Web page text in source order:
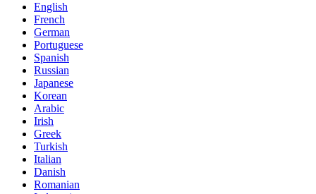
English
French
German
Portuguese
Spanish
Russian
Japanese
Korean
Arabic
Irish
Greek
Turkish
Italian
Danish
Romanian